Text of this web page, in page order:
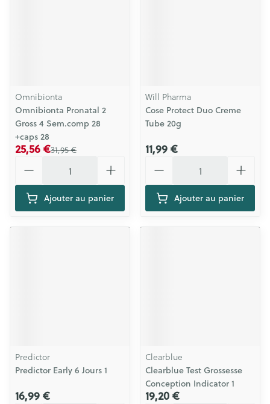
Omnibionta
Omnibionta Pronatal 2
Gross 4 Sem.comp 28
+caps 28
31,95 €
25,56 €
Ajouter au panier
Will Pharma
Cose Protect Duo Creme
Tube 20g
11,99 €
Ajouter au panier
Predictor
Predictor Early 6 Jours 1
16,99 €
Clearblue
Clearblue Test Grossesse
Conception Indicator 1
19,20 €